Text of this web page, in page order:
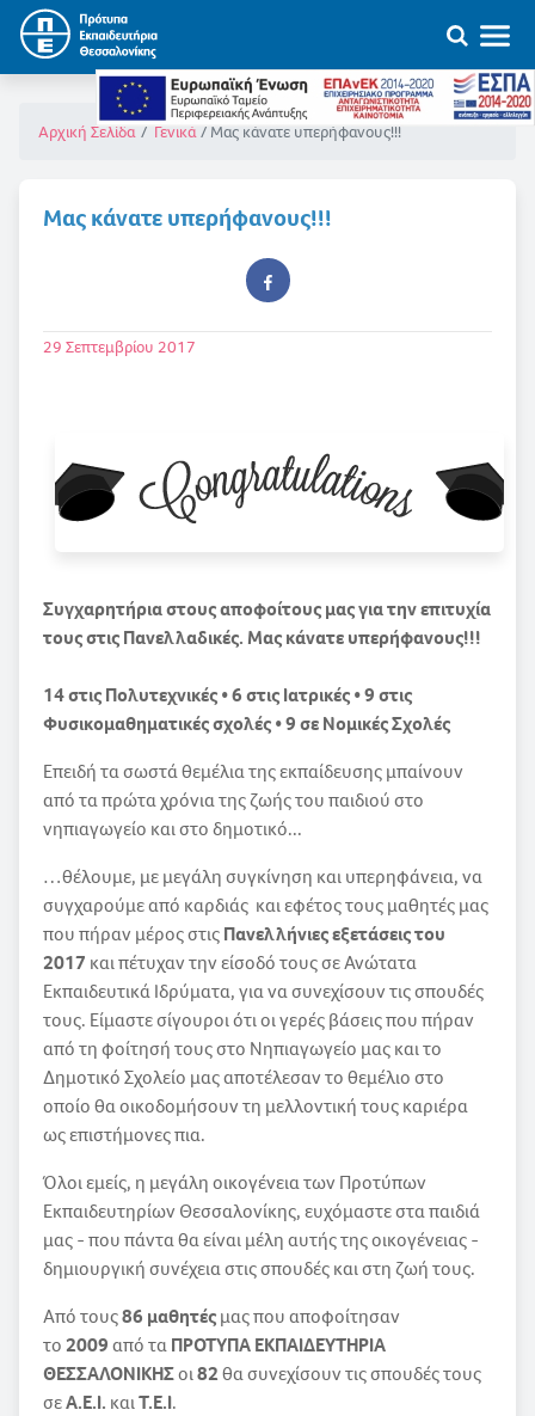
Αρχική Σελίδα Γενικά Μας κάνατε υπερήφανους!!!
Μας κάνατε υπερήφανους!!!
29 Σεπτεμβρίου 2017
Συγχαρητήρια στους αποφοίτους μας για την επιτυχία
τους στις Πανελλαδικές. Μας κάνατε υπερήφανους!!!
14 στις Πολυτεχνικές • 6 στις Ιατρικές • 9 στις
Φυσικομαθηματικές σχολές • 9 σε Νομικές Σχολές
Επειδή τα σωστά θεμέλια της εκπαίδευσης μπαίνουν
από τα πρώτα χρόνια της ζωής του παιδιού στο
νηπιαγωγείο και στο δημοτικό...
…θέλουμε, με μεγάλη συγκίνηση και υπερηφάνεια, να
συγχαρούμε από καρδιάς και εφέτος τους μαθητές μας
που πήραν μέρος στιςΠανελλήνιες εξετάσεις του
2017 και πέτυχαν την είσοδό τους σε Ανώτατα
Εκπαιδευτικά Ιδρύματα, για να συνεχίσουν τις σπουδές
τους. Είμαστε σίγουροι ότι οι γερές βάσεις που πήραν
από τη φοίτησή τους στο Νηπιαγωγείο μας και το
Δημοτικό Σχολείο μας αποτέλεσαν το θεμέλιο στο
οποίο θα οικοδομήσουν τη μελλοντική τους καριέρα
ως επιστήμονες πια.
Όλοι εμείς, η μεγάλη οικογένεια των Προτύπων
Εκπαιδευτηρίων Θεσσαλονίκης, ευχόμαστε στα παιδιά
μας - που πάντα θα είναι μέλη αυτής της οικογένειας -
δημιουργική συνέχεια στις σπουδές και στη ζωή τους.
Από τους86 μαθητέςμας που αποφοίτησαν
το2009από ταΠΡΟΤΥΠΑ ΕΚΠΑΙΔΕΥΤΗΡΙΑ
ΘΕΣΣΑΛΟΝΙΚΗΣοι82θα συνεχίσουν τις σπουδές τους
σεΑ.Ε.Ι. καιΤ.Ε.Ι.